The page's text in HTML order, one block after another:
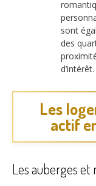
sont
des
d’intérêt.
Les
actif
Les auberges